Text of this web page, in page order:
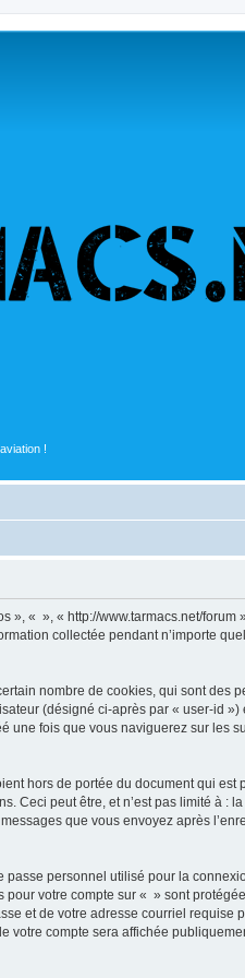
!
« », « http://www.tarmacs.net/forum
collectée pendant n’importe
nombre de cookies, qui sont des
(désigné ci-après par « user-id
une fois que vous naviguerez sur les
hors de portée du document qui
Ceci peut être, et n’est pas limité à :
que vous envoyez après
personnel utilisé pour la
votre compte sur « » sont
et de votre adresse courriel requise
compte sera affichée